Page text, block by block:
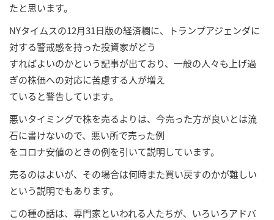
たと思います。
NYタイムスの12月31日版の経済欄に、トランプアジェンダに
対する警戒感を持った投資家がどう
すればよいのかという記事が出ており、一般の人々も上げ過
ぎの株価への対応に苦慮する人が増え
ていると警告しています。
悪いタイミングで株を売るよりは、今売った方が良いとは流
石に書けないので、悪い所で売った例
をコロナ安値のときの例を引いて説明しています。
売るのはよいが、その場合は何時また買い戻すのかが難しい
という説明でもあります。
この種の話は、専門家といわれる人たちが、いろいろアドバ